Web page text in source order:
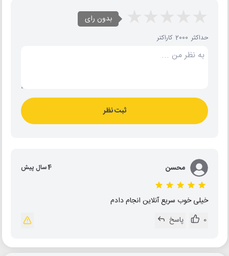
بدون رای
حداکثر 2000 کاراکتر
ثبت نظر
محسن 4 سال پیش
خیلی خوب سریع آنلاین انجام دادم
0
پاسخ